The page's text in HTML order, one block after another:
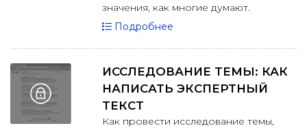
значения, как многие думают.
Подробнее
ИССЛЕДОВАНИЕ ТЕМЫ: КАК
НАПИСАТЬ ЭКСПЕРТНЫЙ
ТЕКСТ
Как провести исследование темы,